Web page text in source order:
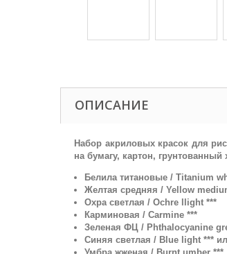
ОПИСАНИЕ
Набор акриловых красок для
на бумагу, картон,
Белила титановые / Titanium
Желтая средняя / Yellow
Охра светлая / Ochre llight ***
Карминовая / Carmine ***
Зеленая ФЦ / Phthalocyanine
Синяя светлая / Blue light ***